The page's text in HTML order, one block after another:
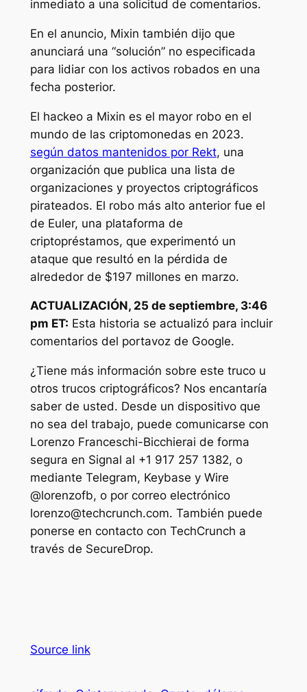
inmediato a una solicitud de comentarios.
En el anuncio, Mixin también dijo que
anunciará una “solución” no especificada
para lidiar con los activos robados en una
fecha posterior.
El hackeo a Mixin es el mayor robo en el
mundo de las criptomonedas en 2023.
según datos mantenidos por Rekt, una
organización que publica una lista de
organizaciones y proyectos criptográficos
pirateados. El robo más alto anterior fue el
de Euler, una plataforma de
criptopréstamos, que experimentó un
ataque que resultó en la pérdida de
alrededor de $197 millones en marzo.
ACTUALIZACIÓN, 25 de septiembre, 3:46
pm ET: Esta historia se actualizó para incluir
comentarios del portavoz de Google.
¿Tiene más información sobre este truco u
otros trucos criptográficos? Nos encantaría
saber de usted. Desde un dispositivo que
no sea del trabajo, puede comunicarse con
Lorenzo Franceschi-Bicchierai de forma
segura en Signal al +1 917 257 1382, o
mediante Telegram, Keybase y Wire
@lorenzofb, o por correo electrónico
lorenzo@techcrunch.com. También puede
ponerse en contacto con TechCrunch a
través de SecureDrop.
Source link